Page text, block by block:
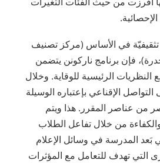
تثقيفيّة في الأساس (مركز تصنيف
فإن برنامج ناركونن يتضمن
الرئيسية للوقاية. وخلال
التواصل الإقناعي بإعتباره الوسيلة
من عناصر المقرر. هذا ويتم
من خلال تفاعل الطلاب
المدرسة في وسائل الإعلام
التي تهدف للتعامل مع المؤثرات